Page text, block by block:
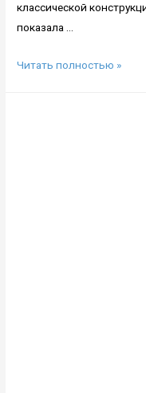
классической
показала …
Коленный
Читать полностью »